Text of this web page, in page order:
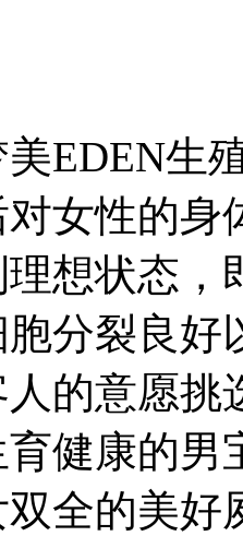
生殖
女性的身
想状态，
分裂良
的意愿挑
健康的
全的美好